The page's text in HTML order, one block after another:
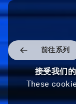
前往系列
接受我们
These